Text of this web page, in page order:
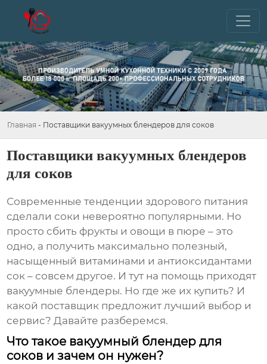
Главная - Поставщики вакуумных блендеров для соков
Поставщики вакуумных блендеров
для соков
Современные тенденции здорового питания
сделали соки невероятно популярными. Но
просто сбить фрукты и овощи в пюре – это
одно, а получить максимально полезный,
насыщенный витаминами и антиоксидантами
сок – совсем другое. И тут на помощь приходят
вакуумные блендеры. Но где же их купить? И
какой поставщик предложит лучший выбор и
сервис? Давайте разберемся.
Что такое вакуумный блендер для
соков и зачем он нужен?